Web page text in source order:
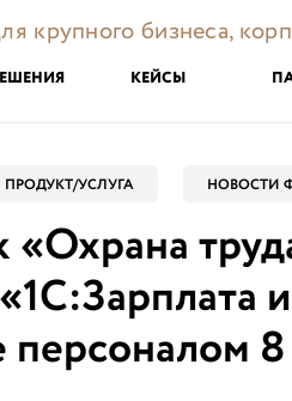
крупного бизнеса,
КЕЙСЫ
ПРОДУКТ/УСЛУГА НОВОСТИ
и
персоналом